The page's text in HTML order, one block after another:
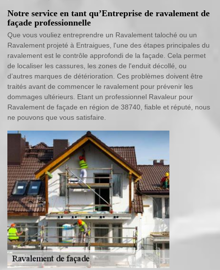
Notre service en tant qu’Entreprise de ravalement de
façade professionnelle
Que vous vouliez entreprendre un Ravalement taloché ou un
Ravalement projeté à Entraigues, l'une des étapes principales du
ravalement est le contrôle approfondi de la façade. Cela permet
de localiser les cassures, les zones de l'enduit décollé, ou
d’autres marques de détérioration. Ces problèmes doivent être
traités avant de commencer le ravalement pour prévenir les
dommages ultérieurs. Etant un professionnel Ravaleur pour
Ravalement de façade en région de 38740, fiable et réputé, nous
ne pouvons que vous satisfaire.